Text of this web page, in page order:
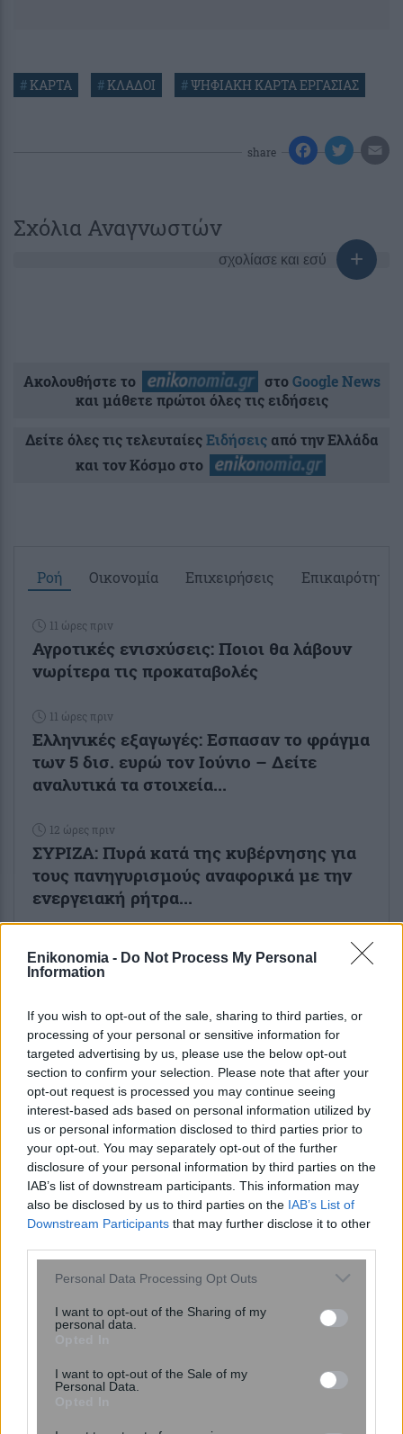
Enikonomia - Do Not Process My Personal
Information
If you wish to opt-out of the sale, sharing to third parties, or
processing of your personal or sensitive information for
targeted advertising by us, please use the below opt-out
section to confirm your selection. Please note that after your
opt-out request is processed you may continue seeing
interest-based ads based on personal information utilized by
us or personal information disclosed to third parties prior to
your opt-out. You may separately opt-out of the further
disclosure of your personal information by third parties on the
IAB’s list of downstream participants. This information may
also be disclosed by us to third parties on the IAB’s List of
Downstream Participants that may further disclose it to other
Please note that this website/app uses one or more Google
not limited to your visit or usage behaviour. You may click to
grant or deny consent to Google and its third-party tags to
consent section.
Personal Data Processing Opt Outs
I want to opt-out of the Sharing of my
personal data.
I want to opt-out of the Sale of my
Personal Data.
#ΚΑΡΤΑ #ΚΛΑΔΟΙ #ΨΗΦΙΑΚΗ ΚΑΡΤΑ ΕΡΓΑΣΙΑΣ
share
Σχόλια Αναγνωστών
σχολίασε και εσύ
Ακολουθήστε το στοGoogle News
και μάθετε πρώτοι όλες τις ειδήσεις
Δείτε όλες τις τελευταίεςΕιδήσειςαπό την Ελλάδα
και τον Κόσμο στο
Ροή Οικονομία Επιχειρήσεις Επικαιρότητα
11 ώρες πριν
Αγροτικές ενισχύσεις: Ποιοι θα λάβουν
νωρίτερα τις προκαταβολές
11 ώρες πριν
Ελληνικές εξαγωγές: Εσπασαν το φράγμα
των 5 δισ. ευρώ τον Ιούνιο – Δείτε
αναλυτικά τα στοιχεία...
12 ώρες πριν
ΣΥΡΙΖΑ: Πυρά κατά της κυβέρνησης για
τους πανηγυρισμούς αναφορικά με την
ενεργειακή ρήτρα...
ENIKOS NETWORK
(8/8) στην Αθήνα και σε 3 περιοχές της